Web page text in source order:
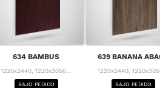
634 BAMBUS
1220x2440, 1220x3050...
BAJO PEDIDO
639 BANANA
1220x2440,
BAJO PEDIDO